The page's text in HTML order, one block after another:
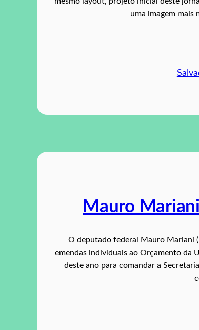
uma imagem mais
Mauro
O deputado federal Mauro Mariani
emendas individuais ao Orçamento da
deste ano para comandar a